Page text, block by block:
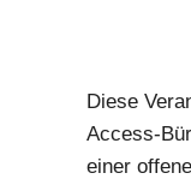
Diese
Access-
einer